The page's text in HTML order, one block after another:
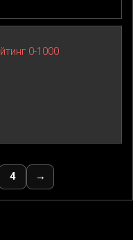
0-1000
4 →